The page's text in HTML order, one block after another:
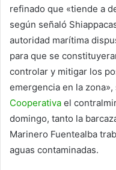
refinado que «tiende a
según señaló
autoridad marítima
para que se
controlar y mitigar los
emergencia en la
Cooperativa el
domingo, tanto la
Marinero Fuentealba
aguas contaminadas.